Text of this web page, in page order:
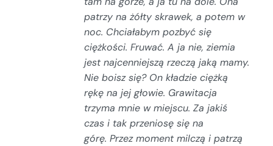
patrzy na żółty skrawek, a potem w
noc. Chciałabym pozbyć się
ciężkości. Fruwać.A ja nie, ziemia
jest najcenniejszą rzeczą jaką mamy.
Nie boisz się? On kładzie ciężką
rękę na jej głowie. Grawitacja
trzyma mnie w miejscu. Za jakiś
czasi tak przeniosę się na
górę.Przez moment milczą i patrzą